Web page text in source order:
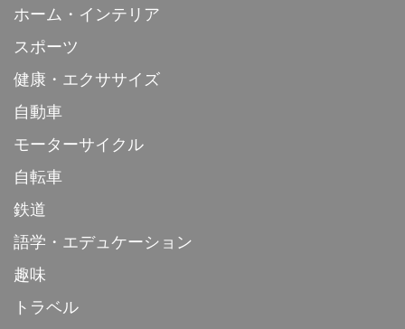
ホーム・インテリア
スポーツ
健康・エクササイズ
自動車
モーターサイクル
自転車
鉄道
語学・エデュケーション
趣味
トラベル